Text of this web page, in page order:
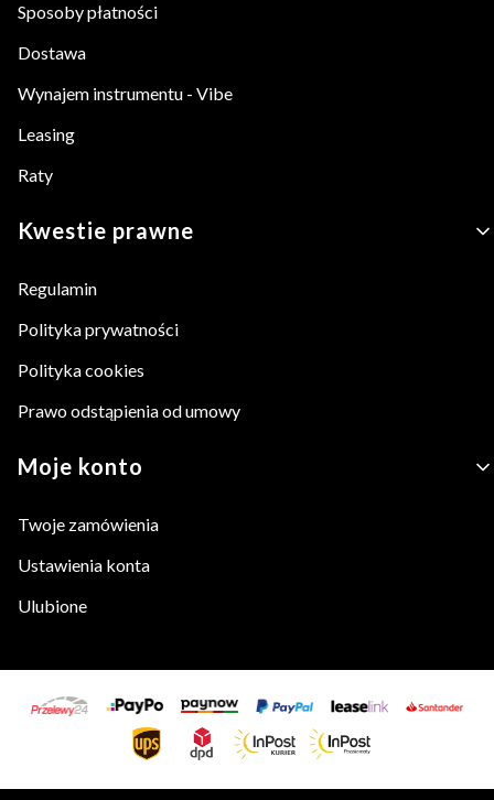
Sposoby płatności
Dostawa
Wynajem instrumentu - Vibe
Leasing
Raty
Kwestie prawne
Regulamin
Polityka prywatności
Polityka cookies
Prawo odstąpienia od umowy
Moje konto
Twoje zamówienia
Ustawienia konta
Ulubione